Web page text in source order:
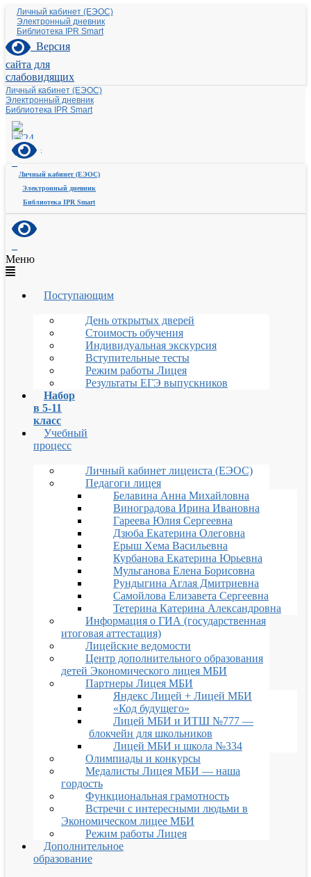
Личный кабинет (ЕЭОС)
Электронный дневник
Библиотека IPR Smart
Версия
сайта для
слабовидящих
Личный кабинет (ЕЭОС)
Электронный дневник
Библиотека IPR Smart
Личный кабинет (ЕЭОС)
Электронный дневник
Библиотека IPR Smart
Меню
Поступающим
День открытых дверей
Стоимость обучения
Индивидуальная экскурсия
Вступительные тесты
Режим работы Лицея
Результаты ЕГЭ выпускников
Набор
в 5-11
класс
Учебный
процесс
Личный кабинет лицеиста (ЕЭОС)
Педагоги лицея
Белавина Анна Михайловна
Виноградова Ирина Ивановна
Гареева Юлия Сергеевна
Дзюба Екатерина Олеговна
Ерыш Хема Васильевна
Курбанова Екатерина Юрьевна
Мульганова Елена Борисовна
Рундыгина Аглая Дмитриевна
Самойлова Елизавета Сергеевна
Тетерина Катерина Александровна
Информация о ГИА (государственная
итоговая аттестация)
Лицейские ведомости
Центр дополнительного образования
детей Экономического лицея МБИ
Партнеры Лицея МБИ
Яндекс Лицей + Лицей МБИ
«Код будущего»
Лицей МБИ и ИТШ №777 —
блокчейн для школьников
Лицей МБИ и школа №334
Олимпиады и конкурсы
Медалисты Лицея МБИ — наша
гордость
Функциональная грамотность
Встречи с интересными людьми в
Экономическом лицее МБИ
Режим работы Лицея
Дополнительное
образование